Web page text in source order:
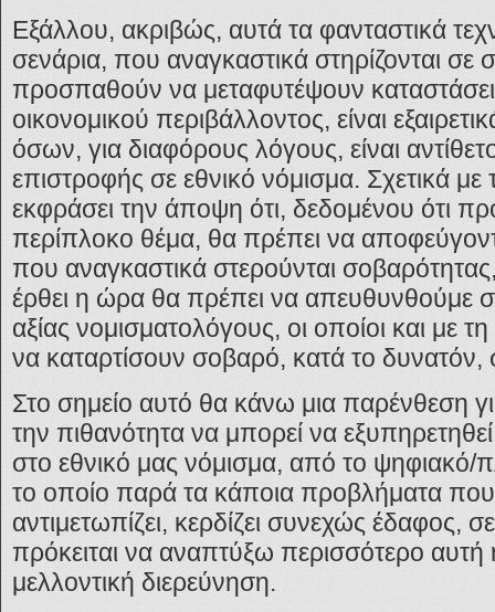
Εξάλλου, ακριβώς, αυτά τα φανταστικά
σενάρια, που αναγκαστικά στηρίζονται σε
προσπαθούν να μεταφυτέψουν
οικονομικού περιβάλλοντος, είναι
όσων, για διαφόρους λόγους, είναι
επιστροφής σε εθνικό νόμισμα. Σχετικά
εκφράσει την άποψη ότι, δεδομένου ότι
περίπλοκο θέμα, θα πρέπει να
που αναγκαστικά στερούνται
έρθει η ώρα θα πρέπει να απευθυνθούμε
αξίας νομισματολόγους, οι οποίοι και με
να καταρτίσουν σοβαρό, κατά το δυνατόν,
Στο σημείο αυτό θα κάνω μια παρένθεση
την πιθανότητα να μπορεί να
στο εθνικό μας νόμισμα, από το ψηφιακό/
το οποίο παρά τα κάποια προβλήματα που
αντιμετωπίζει, κερδίζει συνεχώς έδαφος,
πρόκειται να αναπτύξω περισσότερο
μελλοντική διερεύνηση.